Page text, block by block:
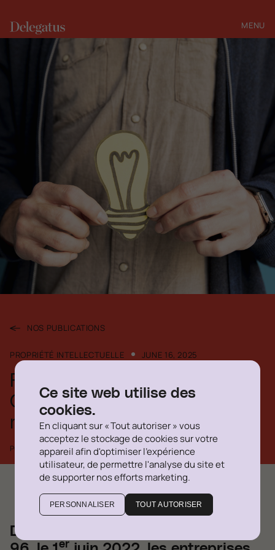
Ce site web utilise des
cookies.
En cliquant sur « Tout autoriser » vous
acceptez le stockage de cookies sur votre
appareil afin d'optimiser l'expérience
utilisateur, de permettre l'analyse du site et
de supporter nos efforts marketing.
PERSONNALISER TOUT AUTORISER
MENU
FERMER
NOS PUBLICATIONS
PROPRIÉTÉ INTELLECTUELLE JUNE 16, 2025
Faire affaire en français au
Québec : enjeux,
responsabilités et sanctions
Publié parChloé Combres
Depuis l’entrée en vigueur de la Loi
er